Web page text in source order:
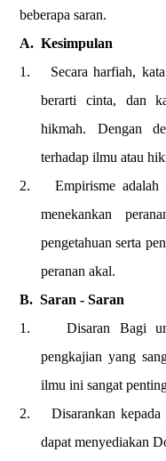
beberapa saran.
A. Kesimpulan
1.
Secara harfiah,
berarti cinta, dan
hikmah. Dengan
terhadap ilmu atau
2.
Empirisme
menekankan
pengetahuan serta
peranan akal.
B. Saran - Saran
1.
Disaran Bagi
pengkajian yang
ilmu ini sangat
2.
Disarankan
dapat menyediakan